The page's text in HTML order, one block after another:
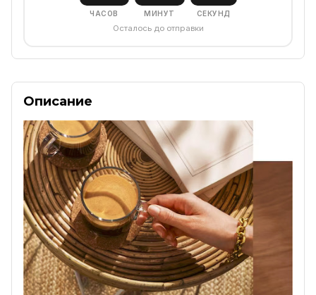
ЧАСОВ МИНУТ СЕКУНД
Осталось до отправки
Описание